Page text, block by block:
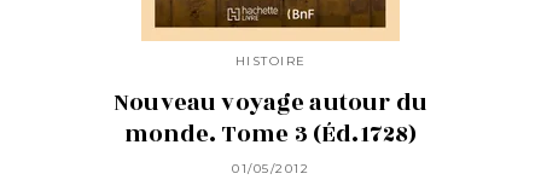
HISTOIRE
Nouveau voyage autour du
monde. Tome 3 (Éd.1728)
01/05/2012